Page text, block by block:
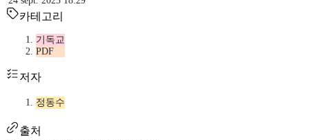
카테고리
기독교
PDF
저자
정동수
출처